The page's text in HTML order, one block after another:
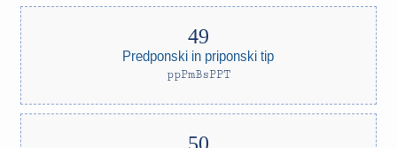
Predponski in priponski tip
ppPmBsPPT